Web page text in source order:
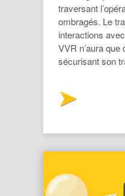
traversant
ombragés. Le
interactions
VVR n’aura
sécurisant son